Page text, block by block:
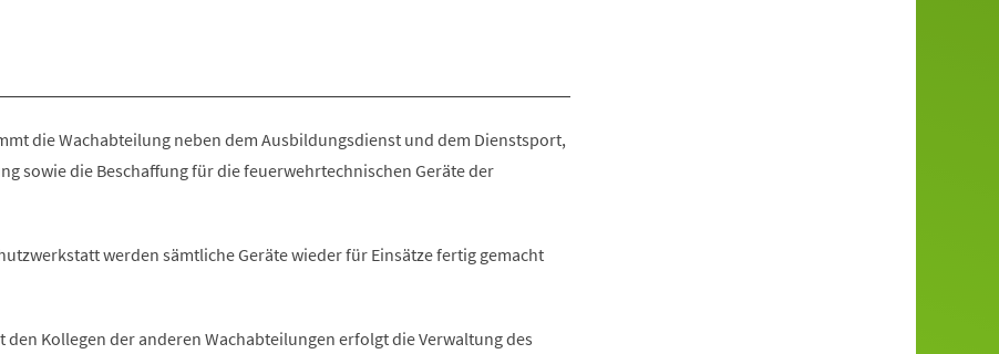
die Wachabteilung neben dem Ausbildungsdienst und dem Dienstsport,
sowie die Beschaffung für die feuerwehrtechnischen Geräte der
werden sämtliche Geräte wieder für Einsätze fertig gemacht
den Kollegen der anderen Wachabteilungen erfolgt die Verwaltung des